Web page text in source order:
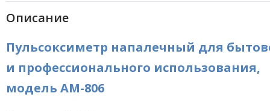
Описание
Пульсоксиметр напалечный для
и профессионального использования,
модель AM-806